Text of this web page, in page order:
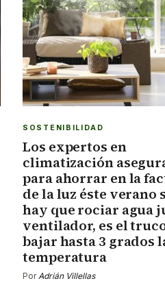
SOSTENIBILIDAD
Los expertos en
climatización
para ahorrar en la
de la luz éste verano
hay que rociar agua
ventilador, es el
bajar hasta 3 grados
temperatura
PorAdrián Villellas